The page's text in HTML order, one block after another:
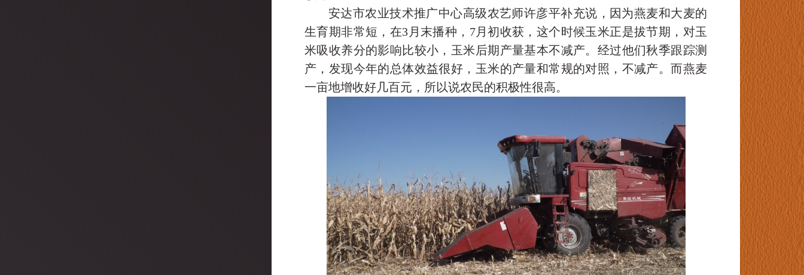
安达市农业技术推广中心高级农艺师许彦平补充说，因为燕麦和大麦的
生育期非常短，在3月末播种，7月初收获，这个时候玉米正是拔节期，对玉
米吸收养分的影响比较小，玉米后期产量基本不减产。经过他们秋季跟踪测
产，发现今年的总体效益很好，玉米的产量和常规的对照，不减产。而燕麦
一亩地增收好几百元，所以说农民的积极性很高。